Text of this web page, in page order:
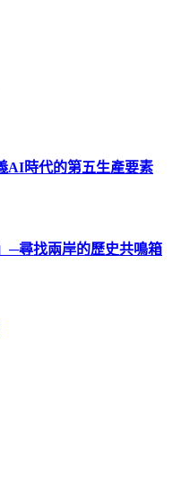
時代的第五生產要素
─尋找兩岸的歷史共鳴箱